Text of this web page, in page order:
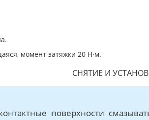
момент затяжки 20 Н∙м.
СНЯТИЕ И
поверхности